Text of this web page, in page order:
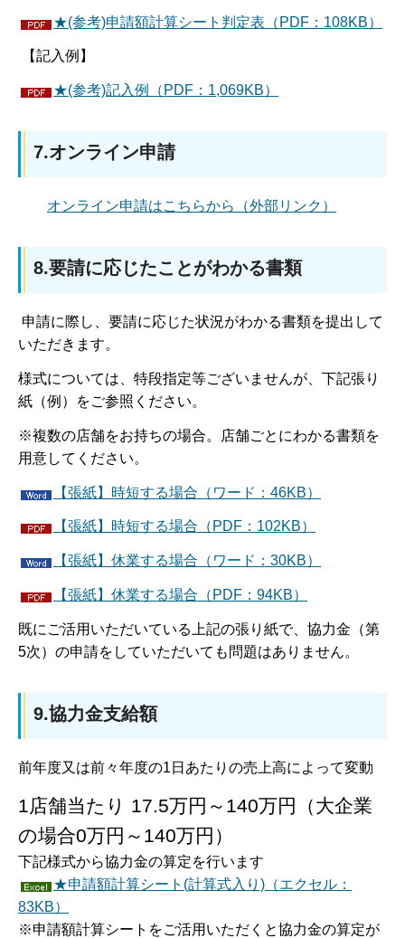
★(参考)申請額計算シート判定表（PDF：108KB）
【記入例】
★(参考)記入例（PDF：1,069KB）
7.オンライン申請
オンライン申請はこちらから（外部リンク）
8.要請に応じたことがわかる書類
申請に際し、要請に応じた状況がわかる書類を提出して
いただきます。
様式については、特段指定等ございませんが、下記張り
紙（例）をご参照ください。
※複数の店舗をお持ちの場合。店舗ごとにわかる書類を
用意してください。
【張紙】時短する場合（ワード：46KB）
【張紙】時短する場合（PDF：102KB）
【張紙】休業する場合（ワード：30KB）
【張紙】休業する場合（PDF：94KB）
既にご活用いただいている上記の張り紙で、協力金（第
5次）の申請をしていただいても問題はありません。
9.協力金支給額
前年度又は前々年度の1日あたりの売上高によって変動
1店舗当たり 17.5万円～140万円（大企業
の場合0万円～140万円）
下記様式から協力金の算定を行います
★申請額計算シート(計算式入り)（エクセル：
83KB）
※申請額計算シートをご活用いただくと協力金の算定が